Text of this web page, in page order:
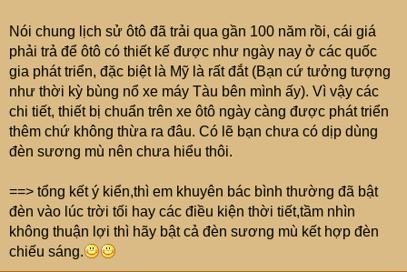
Nói chung lịch sử ôtô đã trải qua gần 100 năm rồi, cái giá
phải trả để ôtô có thiết kế được như ngày nay ở các quốc
gia phát triển, đặc biệt là Mỹ là rất đắt (Bạn cứ tưởng tượng
như thời kỳ bùng nổ xe máy Tàu bên mình ấy). Vì vậy các
chi tiết, thiết bị chuẩn trên xe ôtô ngày càng được phát triển
thêm chứ không thừa ra đâu. Có lẽ bạn chưa có dịp dùng
đèn sương mù nên chưa hiểu thôi.
==> tổng kết ý kiển,thì em khuyên bác bình thường đã bật
đèn vào lúc trời tối hay các điều kiện thời tiết,tầm nhìn
không thuận lợi thì hãy bật cả đèn sương mù kết hợp đèn
chiếu sáng.